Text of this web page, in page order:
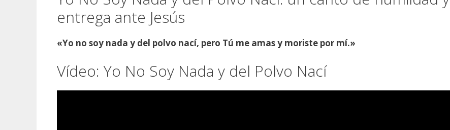
entrega ante Jesús
«Yo no soy nada y del polvo nací, pero Tú me amas y moriste por mí.»
Vídeo: Yo No Soy Nada y del Polvo Nací